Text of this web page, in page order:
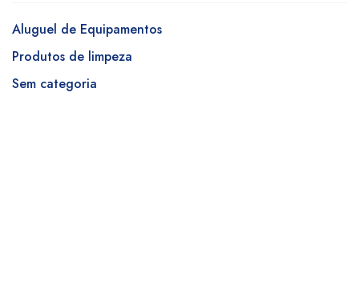
Aluguel de Equipamentos
Produtos de limpeza
Sem categoria